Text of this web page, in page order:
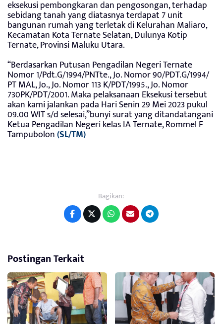
eksekusi pembongkaran dan pengosongan, terhadap
sebidang tanah yang diatasnya terdapat 7 unit
bangunan rumah yang terletak di Kelurahan Maliaro,
Kecamatan Kota Ternate Selatan, Dulunya Kotip
Ternate, Provinsi Maluku Utara.
“Berdasarkan Putusan Pengadilan Negeri Ternate
Nomor 1/Pdt.G/1994/PNTte., Jo. Nomor 90/PDT.G/1994/
PT MAL, Jo., Jo. Nomor 113 K/PDT/1995., Jo. Nomor
730PK/PDT/2001. Maka pelaksanaan Eksekusi tersebut
akan kami jalankan pada Hari Senin 29 Mei 2023 pukul
09.00 WIT s/d selesai,”bunyi surat yang ditandatangani
Ketua Pengadilan Negeri kelas IA Ternate, Rommel F
Tampubolon(SL/TM)
Bagikan:
Postingan Terkait